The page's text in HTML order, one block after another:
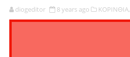
diogeditor 8 years ago ΚΟΡΙΝΘΙΑ,